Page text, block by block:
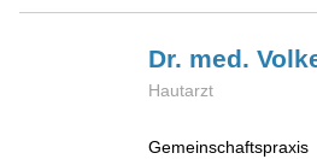
Dr. med.
Hautarzt
Gemeinschaftspraxis